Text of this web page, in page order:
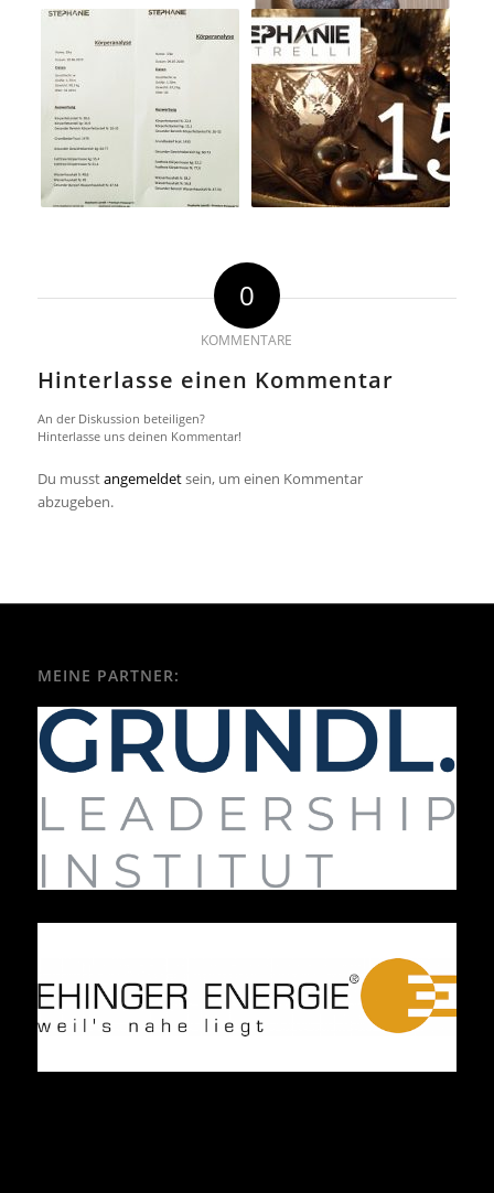
0
KOMMENTARE
Hinterlasse einen Kommentar
An der Diskussion beteiligen?
Hinterlasse uns deinen Kommentar!
Du musstangemeldetsein, um einen Kommentar
abzugeben.
MEINE PARTNER: